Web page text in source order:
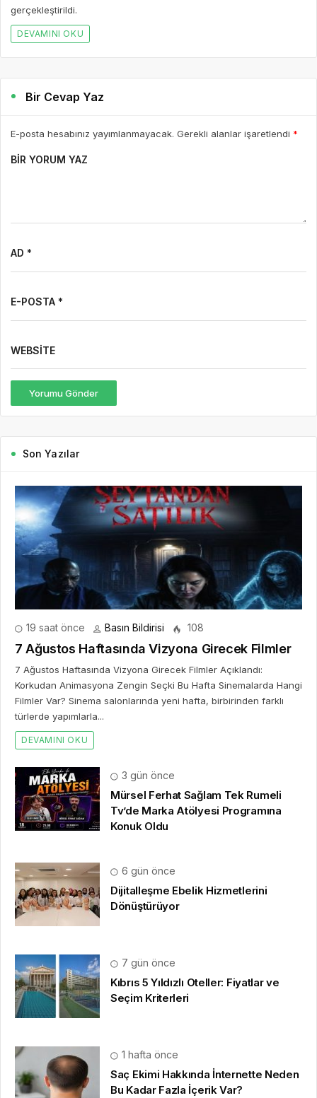
gerçekleştirildi.
DEVAMINI OKU
Bir Cevap Yaz
E-posta hesabınız yayımlanmayacak. Gerekli alanlar işaretlendi *
BIR YORUM YAZ
AD *
E-POSTA *
WEBSITE
Yorumu Gönder
Son Yazılar
19 saat önce Basın Bildirisi 108
7 Ağustos Haftasında Vizyona Girecek Filmler
7 Ağustos Haftasında Vizyona Girecek Filmler Açıklandı:
Korkudan Animasyona Zengin Seçki Bu Hafta Sinemalarda Hangi
Filmler Var? Sinema salonlarında yeni hafta, birbirinden farklı
türlerde yapımlarla...
DEVAMINI OKU
3 gün önce
Mürsel Ferhat Sağlam Tek Rumeli
Tv’de Marka Atölyesi Programına
Konuk Oldu
6 gün önce
Dijitalleşme Ebelik Hizmetlerini
Dönüştürüyor
7 gün önce
Kıbrıs 5 Yıldızlı Oteller: Fiyatlar ve
Seçim Kriterleri
1 hafta önce
Saç Ekimi Hakkında İnternette Neden
Bu Kadar Fazla İçerik Var?